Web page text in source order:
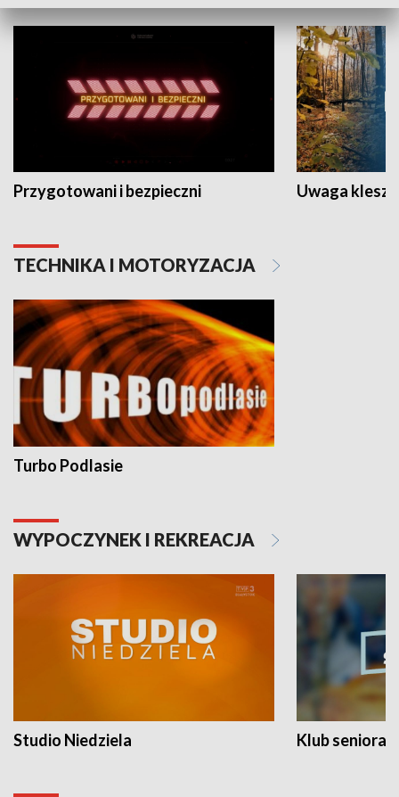
Przygotowani i bezpieczni Uwaga
TECHNIKA I MOTORYZACJA
Turbo Podlasie
WYPOCZYNEK I REKREACJA
Studio Niedziela Klub seniora